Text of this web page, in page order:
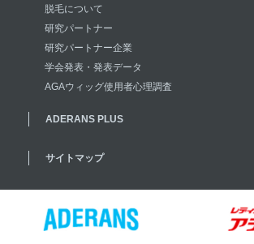
脱毛について
研究パートナー
研究パートナー企業
学会発表・発表データ
AGAウィッグ使用者心理調査
ADERANS PLUS
サイトマップ